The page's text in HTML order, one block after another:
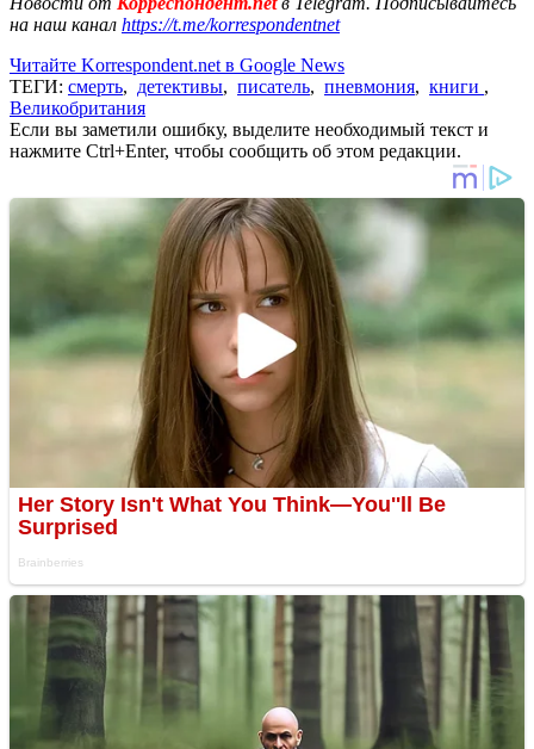
на наш канал https://t.me/korrespondentnet
Читайте Korrespondent.net в Google News
ТЕГИ: смерть, детективы, писатель, пневмония, книги ,
Великобритания
Если вы заметили ошибку, выделите необходимый текст и
нажмите Ctrl+Enter, чтобы сообщить об этом редакции.